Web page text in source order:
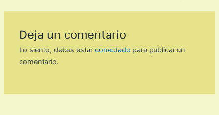
Deja un comentario
Lo siento, debes estarconectado para publicar un
comentario.